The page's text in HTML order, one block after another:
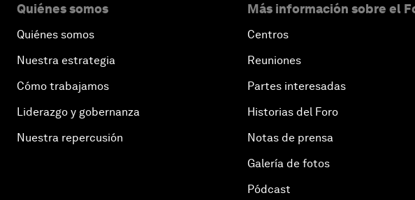
Quiénes somos
Quiénes somos
Nuestra estrategia
Cómo trabajamos
Liderazgo y gobernanza
Nuestra repercusión
Más información sobre el
Centros
Reuniones
Partes interesadas
Historias del Foro
Notas de prensa
Galería de fotos
Pódcast